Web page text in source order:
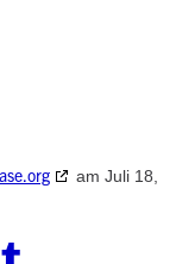
am Juli 18,